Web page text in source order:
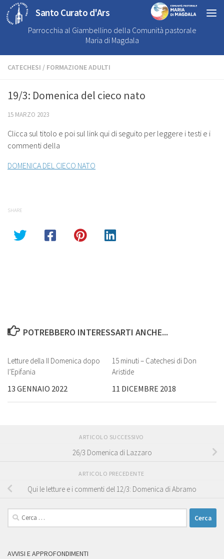
Santo Curato d'Ars
Parrocchia al Giambellino della Comunità pastorale
Maria di Magdala
CATECHESI / FORMAZIONE ADULTI
19/3: Domenica del cieco nato
15 MARZO 2023
Clicca sul titolo e poi sul link qui di seguito per leggere i testi e i
commenti della
DOMENICA DEL CIECO NATO
SHARE
POTREBBERO INTERESSARTI ANCHE...
Letture della II Domenica dopo
l’Epifania
13 GENNAIO 2022
15 minuti – Catechesi di Don
Aristide
11 DICEMBRE 2018
ARTICOLO SUCCESSIVO
26/3 Domenica di Lazzaro
ARTICOLO PRECEDENTE
Qui le letture e i commenti del 12/3: Domenica di Abramo
Ricerca
per:
AVVISI E APPROFONDIMENTI